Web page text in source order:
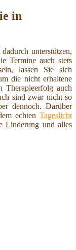
in
unterstützen,
Termine auch stets
lassen Sie sich
die nicht erhaltene
Therapieerfolg auch
sind zwar nicht so
dennoch. Darüber
echten Tageslicht
Linderung und alles